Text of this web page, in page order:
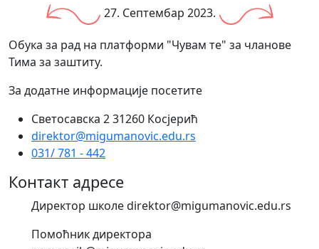
27. Септембар 2023.
Обука за рад на платформи "Чувам те" за чланове
Тима за заштиту.
За додатне информације посетите
Светосавска 2 31260 Косјерић
direktor@migumanovic.edu.rs
031/ 781 - 442
Контакт адресе
Директор школе direktor@migumanovic.edu.rs
Помоћник директора